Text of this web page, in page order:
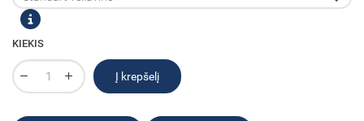
KIEKIS
Į krepšelį